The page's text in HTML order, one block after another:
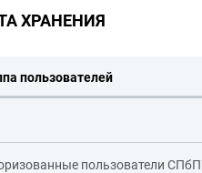
ХРАНЕНИЯ
пользователей
пользователи